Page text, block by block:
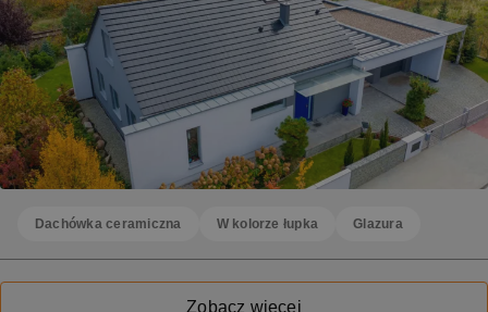
Dachówka ceramiczna W kolorze łupka Glazura
Zobacz więcej